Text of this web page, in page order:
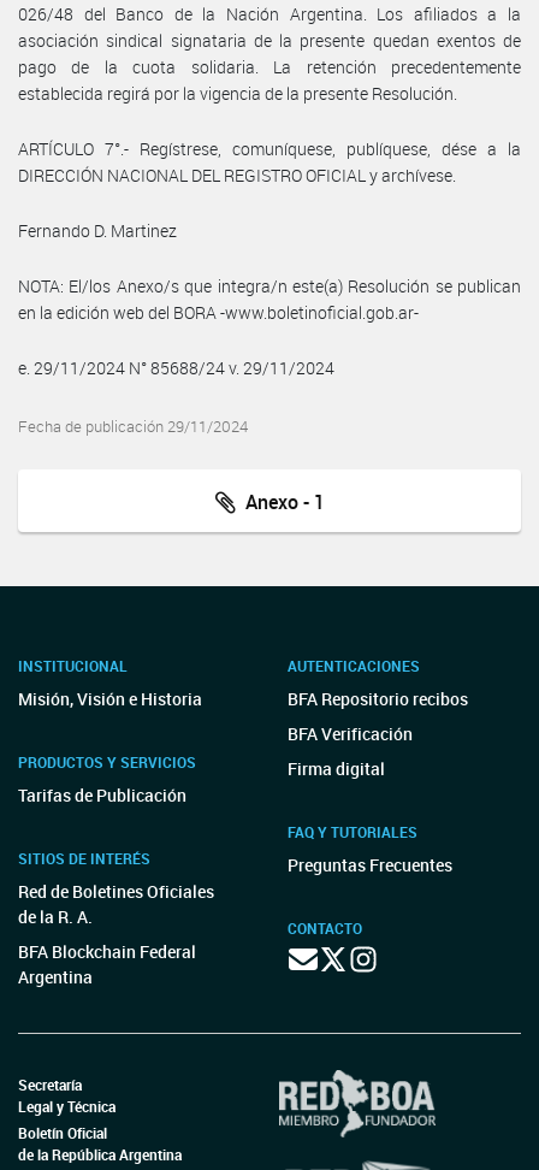
026/48 del Banco de la Nación Argentina. Los afiliados a la
asociación sindical signataria de la presente quedan exentos de
pago de la cuota solidaria. La retención precedentemente
establecida regirá por la vigencia de la presente Resolución.
ARTÍCULO 7°.- Regístrese, comuníquese, publíquese, dése a la
DIRECCIÓN NACIONAL DEL REGISTRO OFICIAL y archívese.
Fernando D. Martinez
NOTA: El/los Anexo/s que integra/n este(a) Resolución se publican
en la edición web del BORA -www.boletinoficial.gob.ar-
e. 29/11/2024 N° 85688/24 v. 29/11/2024
Fecha de publicación 29/11/2024
Anexo - 1
INSTITUCIONAL
Misión, Visión e Historia
PRODUCTOS Y SERVICIOS
Tarifas de Publicación
SITIOS DE INTERÉS
Red de Boletines Oficiales
de la R. A.
BFA Blockchain Federal
Argentina
AUTENTICACIONES
BFA Repositorio recibos
BFA Verificación
Firma digital
FAQ Y TUTORIALES
Preguntas Frecuentes
CONTACTO
Secretaría
Legal y Técnica
Boletín Oficial
de la República Argentina